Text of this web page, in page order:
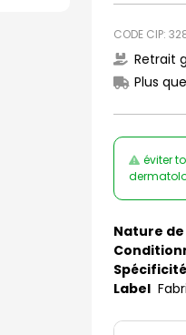
CODE CIP:
Retrait
Plus que
éviter
Nature
Spécificité
Label